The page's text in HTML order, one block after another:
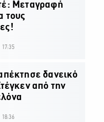
Μεταγραφή
τους
δανεικό
από την